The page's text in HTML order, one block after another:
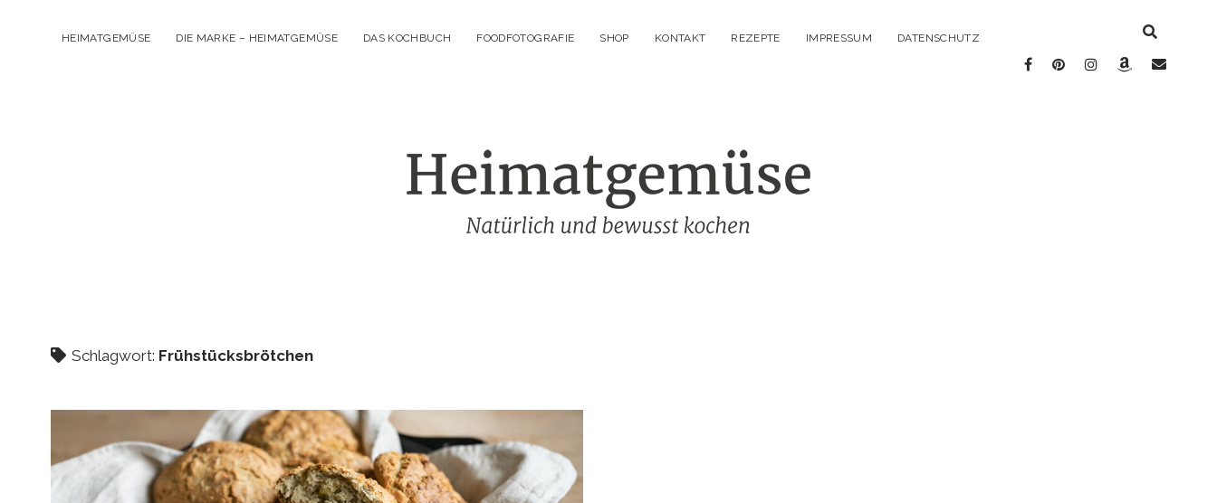
HEIMATGEMÜSE DIE MARKE – HEIMATGEMÜSE DAS KOCHBUCH FOODFOTOGRAFIE SHOP KONTAKT REZEPTE IMPRESSUM DATENSCHUTZ
facebook
pinterestinstagram
amazon
E-
Heimatgemüse
Schlagwort: Frühstücksbrötchen